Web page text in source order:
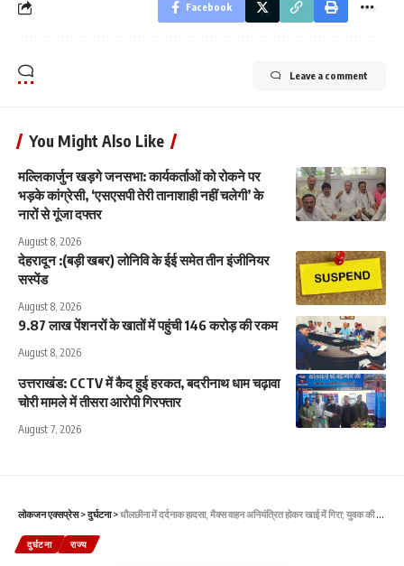
Facebook
Leave a comment
You Might Also Like
मल्लिकार्जुन खड़गे जनसभा: कार्यकर्ताओं को रोकने पर
भड़के कांग्रेसी, ‘एसएसपी तेरी तानाशाही नहीं चलेगी’ के
नारों से गूंजा दफ्तर
August 8, 2026
देहरादून :(बड़ी खबर) लोनिवि के ईई समेत तीन इंजीनियर
सस्पेंड
August 8, 2026
9.87 लाख पेंशनरों के खातों में पहुंची 146 करोड़ की रकम
August 8, 2026
उत्तराखंड: CCTV में कैद हुई हरकत, बदरीनाथ धाम चढ़ावा
चोरी मामले में तीसरा आरोपी गिरफ्तार
August 7, 2026
लोकजन एक्सप्रेस>दुर्घटना>धौलछीना में दर्दनाक हादसा, मैक्स वाहन अनियंत्रित होकर खाई में गिरा; युवक की मौत
दुर्घटना राज्य